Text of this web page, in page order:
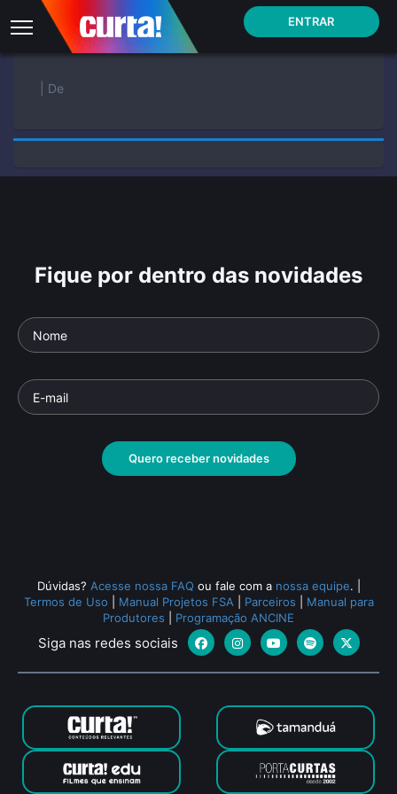
ENTRAR
| De
Fique por dentro das novidades
Quero receber novidades
Dúvidas? Acesse nossa FAQ ou fale com a nossa equipe.
Termos de Uso
Manual Projetos FSA Parceiros
Manual para
Produtores
Programação ANCINE
Siga nas redes sociais